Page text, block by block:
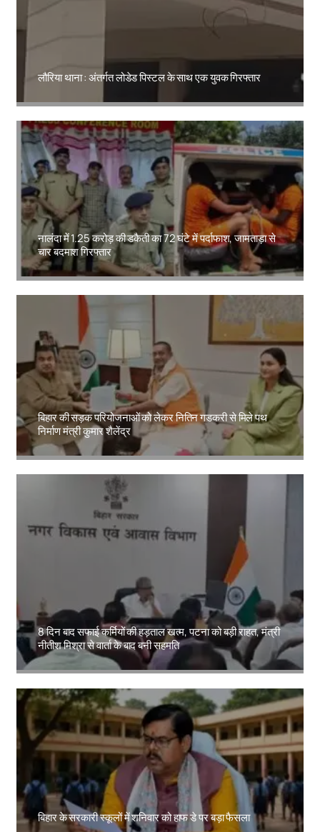
लौरिया थाना : अंतर्गत लोडेड पिस्टल के साथ एक युवक गिरफ्तार
नालंदा में 1.25 करोड़ की डकैती का 72 घंटे में पर्दाफाश, जामताड़ा से
चार बदमाश गिरफ्तार
Amit Lekh
बिहार की सड़क परियोजनाओं को लेकर नितिन गडकरी से मिले पथ
निर्माण मंत्री कुमार शैलेंद्र
Amit Lekh
8 दिन बाद सफाई कर्मियों की हड़ताल खत्म, पटना को बड़ी राहत, मंत्री
नीतीश मिश्रा से वार्ता के बाद बनी सहमति
बिहार के सरकारी स्कूलों में शनिवार को हाफ डे पर बड़ा फैसला